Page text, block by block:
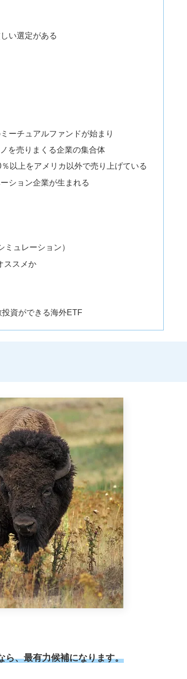
い選定がある
ーチュアルファンドが始まり
を売りまくる企業の集合体
以上をアメリカ以外で売り上げている
ション企業が生まれる
ュレーション）
ススメか
資ができる海外ETF
ら、最有力候補になります。